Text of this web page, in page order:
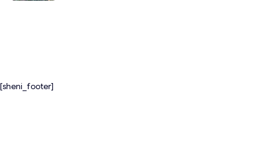
[sheni_footer]